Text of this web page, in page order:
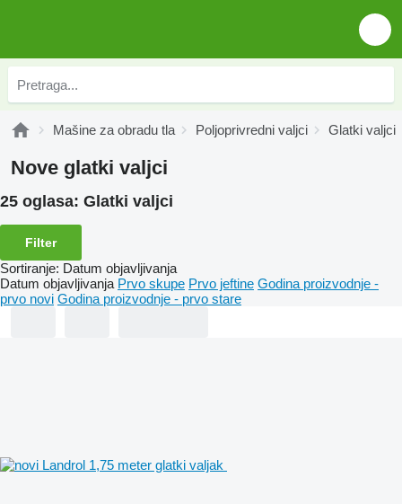
Mašine za obradu tla Poljoprivredni valjci Glatki valjci
Nove glatki valjci
25 oglasa: Glatki valjci
Filter
Sortiranje: Datum objavljivanja
Datum objavljivanja Prvo skupe Prvo jeftine Godina proizvodnje -
prvo novi Godina proizvodnje - prvo stare